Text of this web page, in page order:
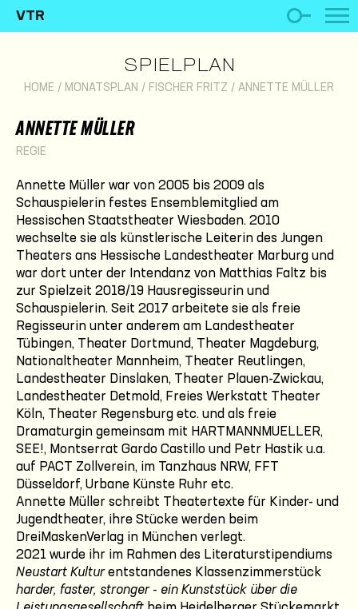
VTR
SPIELPLAN
HOME / MONATSPLAN / FISCHER FRITZ / ANNETTE MÜLLER
ANNETTE MÜLLER
REGIE
Annette Müller war von 2005 bis 2009 als
Schauspielerin festes Ensemblemitglied am
Hessischen Staatstheater Wiesbaden. 2010
wechselte sie als künstlerische Leiterin des Jungen
Theaters ans Hessische Landestheater Marburg und
war dort unter der Intendanz von Matthias Faltz bis
zur Spielzeit 2018/19 Hausregisseurin und
Schauspielerin. Seit 2017 arbeitete sie als freie
Regisseurin unter anderem am Landestheater
Tübingen, Theater Dortmund, Theater Magdeburg,
Nationaltheater Mannheim, Theater Reutlingen,
Landestheater Dinslaken, Theater Plauen-Zwickau,
Landestheater Detmold, Freies Werkstatt Theater
Köln, Theater Regensburg etc. und als freie
Dramaturgin gemeinsam mit HARTMANNMUELLER,
SEE!, Montserrat Gardo Castillo und Petr Hastik u.a.
auf PACT Zollverein, im Tanzhaus NRW, FFT
Düsseldorf, Urbane Künste Ruhr etc.
Annette Müller schreibt Theatertexte für Kinder- und
Jugendtheater, ihre Stücke werden beim
DreiMaskenVerlag in München verlegt.
2021 wurde ihr im Rahmen des Literaturstipendiums
Neustart Kulturentstandenes Klassenzimmerstück
harder, faster, stronger - ein Kunststück über die